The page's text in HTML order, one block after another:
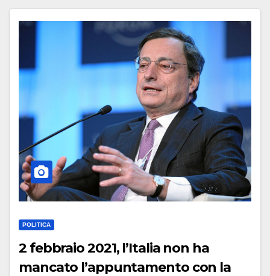
POLITICA
2 febbraio 2021, l’Italia non ha
mancato l’appuntamento con la